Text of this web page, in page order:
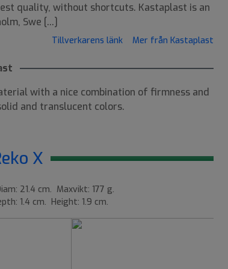
quality, without shortcuts. Kastaplast is an
Swe [...]
Tillverkarens länk Mer från Kastaplast
with a nice combination of firmness and
and translucent colors.
X
21.4 cm. Maxvikt: 177 g.
1.4 cm. Height: 1.9 cm.